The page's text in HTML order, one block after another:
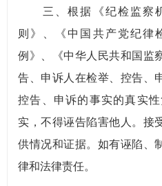
三、根据《纪检监察
则》、《中国共产党纪律
例》、《中华人民共和国监
告、申诉人在检举、控告、
控告、申诉的事实的真实
实，不得诬告陷害他人。接
供情况和证据。如有诬陷、
律和法律责任。